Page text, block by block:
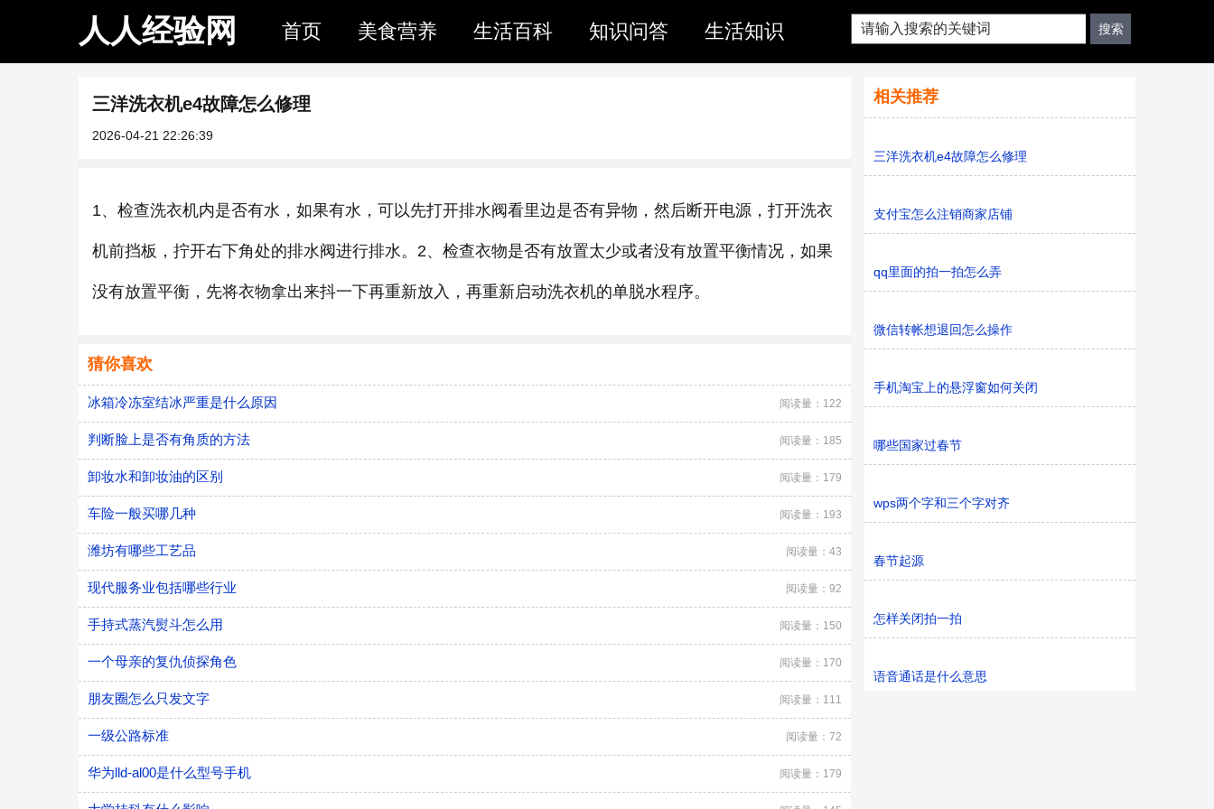
人人经验网 首页 美食营养 生活百科 知识问答 生活知识
三洋洗衣机e4故障怎么修理
2026-04-21 22:26:39
1、检查洗衣机内是否有水，如果有水，可以先打开排水阀看里边是否有异物，然后断开电源，打开洗衣
机前挡板，拧开右下角处的排水阀进行排水。2、检查衣物是否有放置太少或者没有放置平衡情况，如果
没有放置平衡，先将衣物拿出来抖一下再重新放入，再重新启动洗衣机的单脱水程序。
猜你喜欢
冰箱冷冻室结冰严重是什么原因 阅读量：122
判断脸上是否有角质的方法 阅读量：185
卸妆水和卸妆油的区别 阅读量：179
车险一般买哪几种 阅读量：193
潍坊有哪些工艺品 阅读量：43
现代服务业包括哪些行业 阅读量：92
手持式蒸汽熨斗怎么用 阅读量：150
一个母亲的复仇侦探角色 阅读量：170
朋友圈怎么只发文字 阅读量：111
一级公路标准 阅读量：72
华为lld-al00是什么型号手机 阅读量：179
相关推荐
三洋洗衣机e4故障怎么修理
支付宝怎么注销商家店铺
qq里面的拍一拍怎么弄
微信转帐想退回怎么操作
手机淘宝上的悬浮窗如何关闭
哪些国家过春节
wps两个字和三个字对齐
春节起源
怎样关闭拍一拍
语音通话是什么意思